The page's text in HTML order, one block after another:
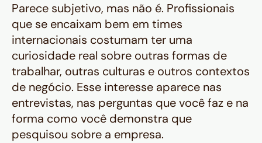
Parece subjetivo, mas não é. Profissionais
que se encaixam bem em times
internacionais costumam ter uma
curiosidade real sobre outras formas de
trabalhar, outras culturas e outros contextos
de negócio. Esse interesse aparece nas
entrevistas, nas perguntas que você faz e na
forma como você demonstra que
pesquisou sobre a empresa.